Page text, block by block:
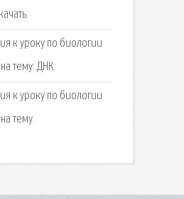
к уроку по биологии
тему: ДНК.
к уроку по биологии
тему.